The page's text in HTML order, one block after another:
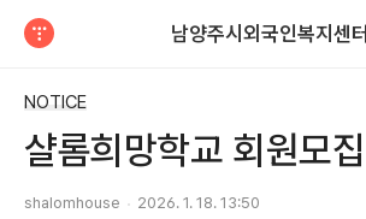
남양주시외국인복지센터
NOTICE
샬롬희망학교 회원모집
shalomhouse 2026. 1. 18. 13:50